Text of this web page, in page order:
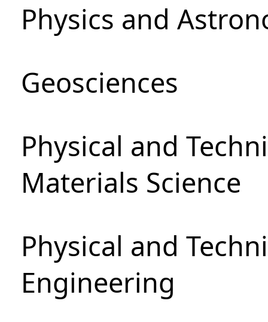
Physics and
Geosciences
Physical and
Materials Science
Physical and
Engineering